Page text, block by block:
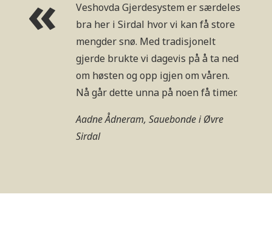
Veshovda Gjerdesystem er særdeles
bra her i Sirdal hvor vi kan få store
mengder snø. Med tradisjonelt
gjerde brukte vi dagevis på å ta ned
om høsten og opp igjen om våren.
Nå går dette unna på noen få timer.
Aadne Ådneram, Sauebonde i Øvre
Sirdal